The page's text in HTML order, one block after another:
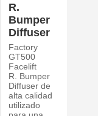
R.
Bumper
Diffuser
Factory
GT500
Facelift
R. Bumper
Diffuser de
alta calidad
utilizado